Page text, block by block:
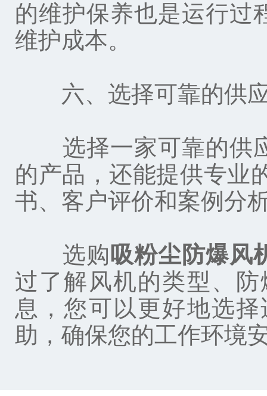
的维护保养也是运行过
维护成本。
六、选择可靠的供
选择一家可靠的供应
的产品，还能提供专业
书、客户评价和案例分
选购吸粉尘防爆风
过了解风机的类型、
息，您可以更好地选
助，确保您的工作环境